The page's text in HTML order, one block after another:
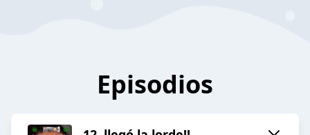
Episodios